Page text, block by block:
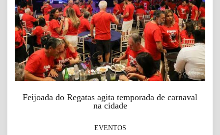
Feijoada do Regatas agita temporada de carnaval
na cidade
EVENTOS